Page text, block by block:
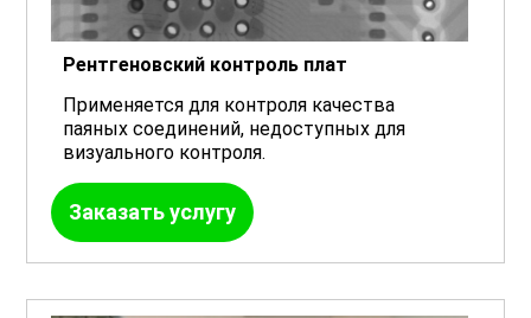
Рентгеновский контроль плат
Применяется для контроля качества
паяных соединений, недоступных для
визуального контроля.
Заказать услугу